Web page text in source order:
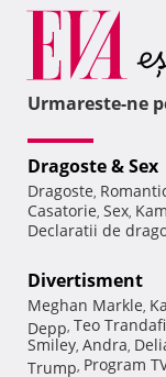
Urmareste-ne
Dragoste & Sex
Dragoste,
Casatorie, Sex,
Declaratii de
Divertisment
Meghan Markle,
Depp, Teo
Smiley, Andra,
Trump, Program